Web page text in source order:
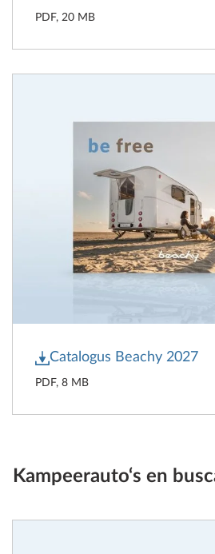
PDF, 20 MB
Catalogus Beachy 2027
PDF, 8 MB
Kampeerauto‘s en